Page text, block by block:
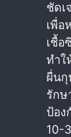
ชัดเ
เพื่อ
เชื้
ทำใ
ผื่นกุ
รักษ
ป้อง
10-